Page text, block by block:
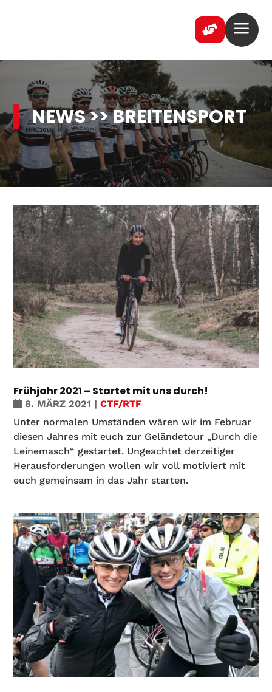
 a
NEWS >> BREITENSPORT
Frühjahr 2021 – Startet mit uns durch!
8. MÄRZ 2021 |CTF/RTF
Unter normalen Umständen wären wir im Februar
diesen Jahres mit euch zur Geländetour „Durch die
Leinemasch“ gestartet. Ungeachtet derzeitiger
Herausforderungen wollen wir voll motiviert mit
euch gemeinsam in das Jahr starten.